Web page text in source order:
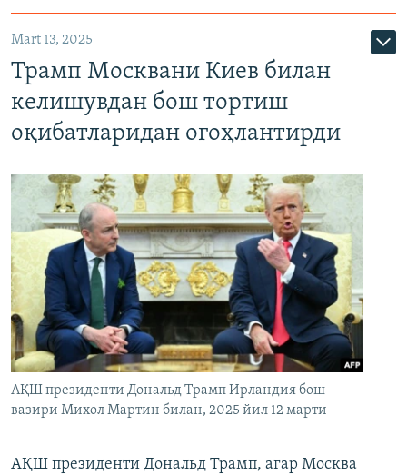
Mart 13, 2025
Трамп Москвани Киев билан
келишувдан бош тортиш
оқибатларидан огоҳлантирди
АҚШ президенти Дональд Трамп Ирландия бош
вазири Михол Мартин билан, 2025 йил 12 марти
АҚШ президенти Дональд Трамп, агар Москва